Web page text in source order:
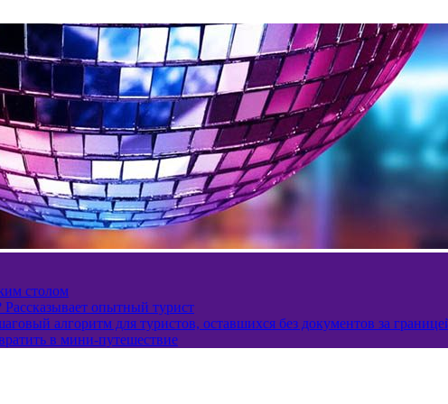
столом
опытный турист
алгоритм для туристов, оставшихся без документов за
в мини-путешествие